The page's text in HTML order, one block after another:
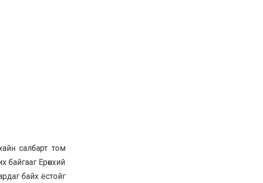
салбарт том
байгааг Ерөнхий
байх ёстойг